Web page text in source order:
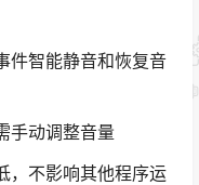
件智能静音和恢复音
手动调整音量
，不影响其他程序运